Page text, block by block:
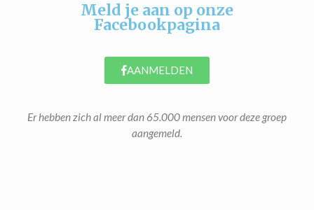
Meld je aan op onze
Facebookpagina
AANMELDEN
Er hebben zich al meer dan 65.000 mensen voor deze groep
aangemeld.